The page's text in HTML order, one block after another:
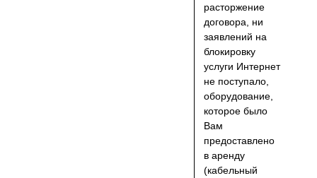
расторжение
договора, ни
заявлений на
блокировку
услуги Интернет
не поступало,
оборудование,
которое было
Вам
предоставлено
в аренду
(кабельный